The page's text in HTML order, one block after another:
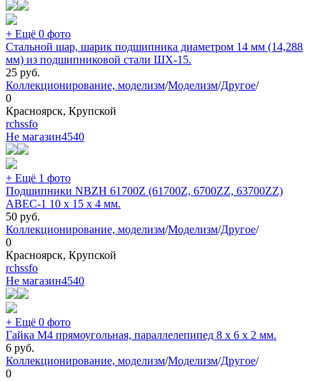
+ Ещё 0 фото
Стальной шар, шарик подшипника диаметром 14 мм (14,288
мм) из подшипниковой стали ШХ-15.
25 руб.
Коллекционирование, моделизм/Моделизм/Другое/
0
Красноярск, Крупской
rchssfo
Не магазин4540
+ Ещё 1 фото
Подшипники NBZH 61700Z (61700Z, 6700ZZ, 63700ZZ)
ABEC-1 10 х 15 х 4 мм.
50 руб.
Коллекционирование, моделизм/Моделизм/Другое/
0
Красноярск, Крупской
rchssfo
Не магазин4540
+ Ещё 0 фото
Гайка М4 прямоугольная, параллелепипед 8 х 6 х 2 мм.
6 руб.
Коллекционирование, моделизм/Моделизм/Другое/
0